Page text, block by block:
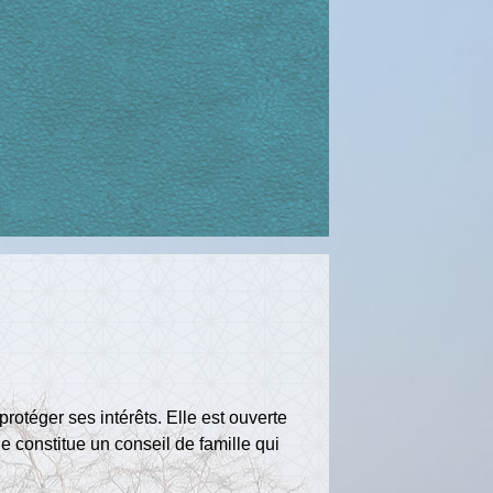
ses intérêts. Elle est ouverte
constitue un conseil de famille qui